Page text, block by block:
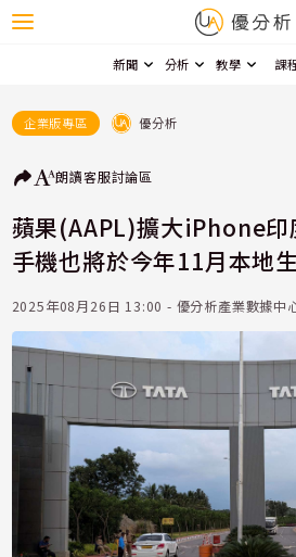
新聞 分析 教學 課
企業版專區 優分析
朗讀客服討論區
蘋果(AAPL)擴大iPhone印
手機也將於今年11月本地
2025年08月26日 13:00 - 優分析產業數據中